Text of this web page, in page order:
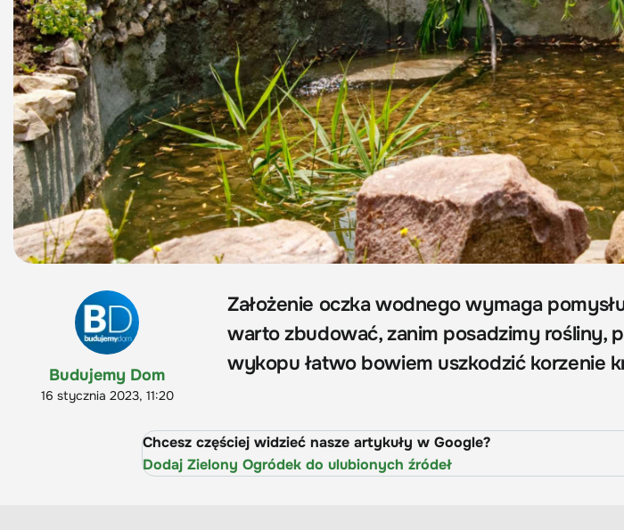
Budujemy Dom
16 stycznia 2023, 11:20
Założenie oczka wodnego wymaga
warto zbudować, zanim posadzimy rośliny,
wykopu łatwo bowiem uszkodzić korzenie
Chcesz częściej widzieć nasze artykuły w Google?
Dodaj Zielony Ogródek do ulubionych źródeł